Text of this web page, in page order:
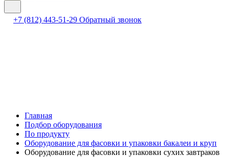
+7 (812) 443-51-29 Обратный звонок
Главная
Подбор оборудования
По продукту
Оборудование для фасовки и упаковки бакалеи и круп
Оборудование для фасовки и упаковки сухих завтраков